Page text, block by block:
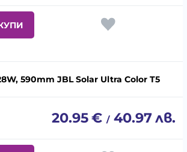
590mm JBL Solar Ultra Color T5
20.95€ / 40.97лв.